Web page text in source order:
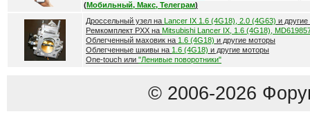
(Мобильный, Макс, Телеграм)
Дроссельный узел на Lancer IX 1.6 (4G18), 2.0 (4G63) и
Ремкомплект РХХ на Mitsubishi Lancer IX, 1.6 (4G18),
Облегченный маховик на 1.6 (4G18) и другие моторы
Облегченные шкивы на 1.6 (4G18) и другие моторы
One-touch или "Ленивые поворотники"
© 2006-2026